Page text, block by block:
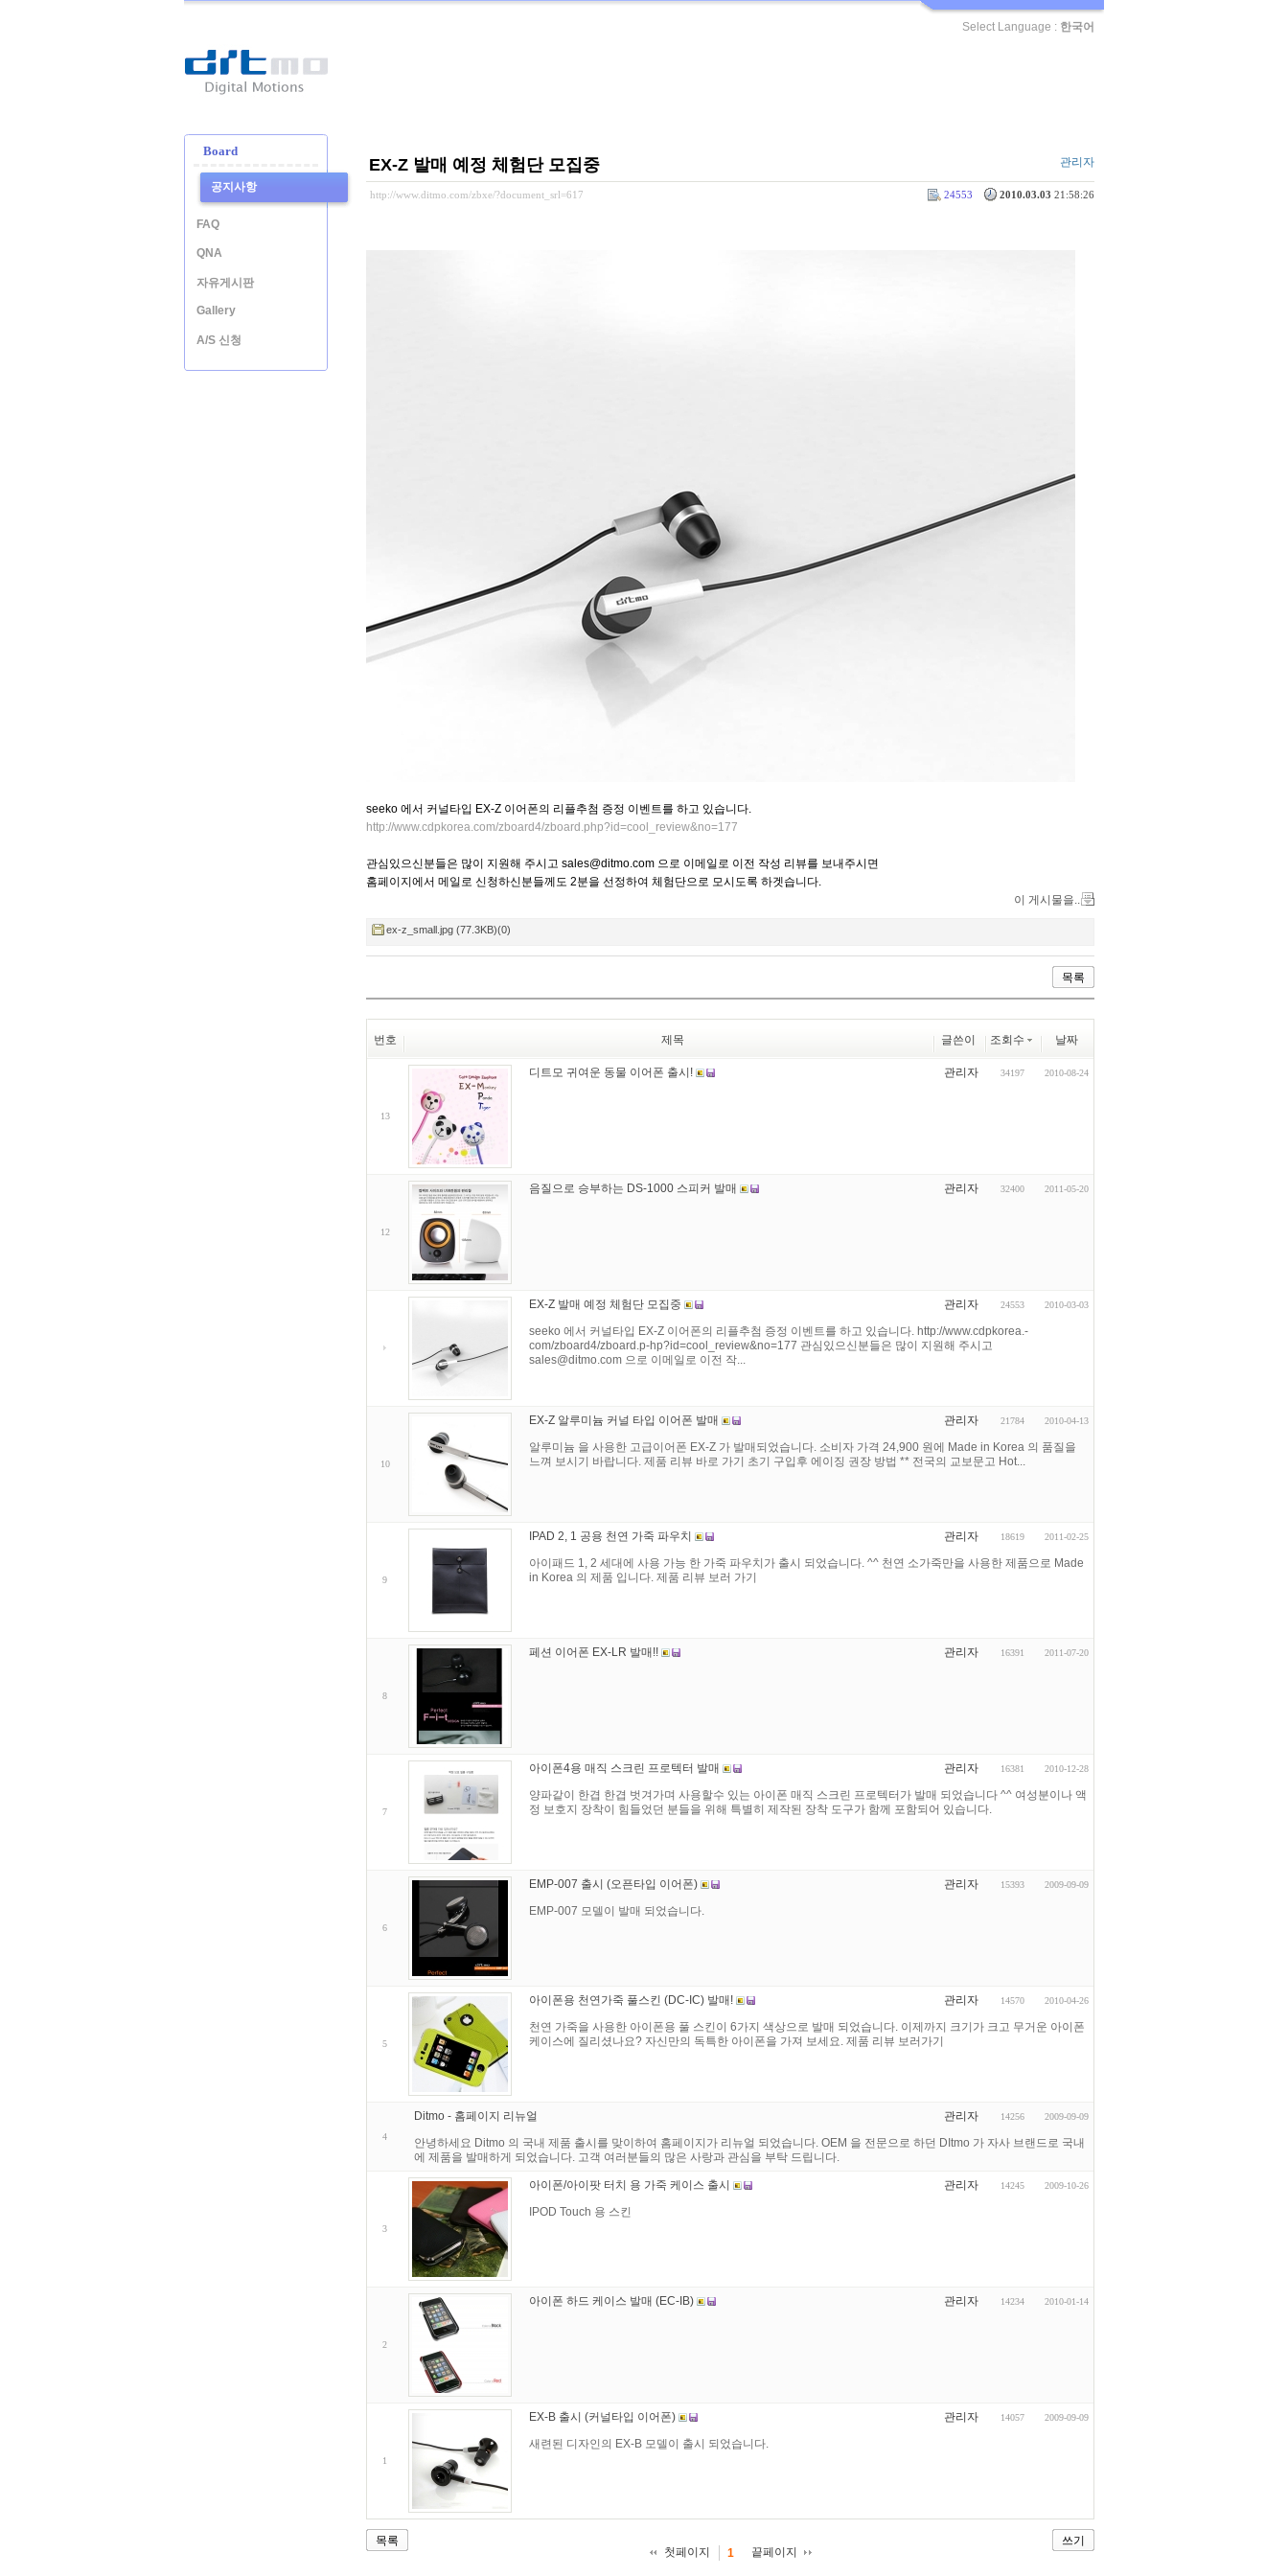
Select Language : 한국어
-
Digital
Board
공지사항
FAQ
QNA
자유게시판
Gallery
A/S 신청
EX-Z 발매 예정 체험단 모집중 관리자
http://www.ditmo.com/zbxe/?document_srl=617 2010.03.03 21:58:26
24553
seeko 에서 커널타입 EX-Z 이어폰의 리플추첨 증정 이벤트를 하고 있습니다.
http://www.cdpkorea.com/zboard4/zboard.php?id=cool_review&no=177
관심있으신분들은 많이 지원해 주시고 sales@ditmo.com 으로 이메일로 이전 작성 리뷰를 보내주시면
홈페이지에서 메일로 신청하신분들께도 2분을 선정하여 체험단으로 모시도록 하겟습니다.
이 게시물을..
ex-z_small.jpg (77.3KB)(0)
목록
번호 제목 글쓴이 조회수 날짜
13
디트모 귀여운 동물 이어폰 출시! 관리자 34197 2010-08-24
12
음질으로 승부하는 DS-1000 스피커 발매 관리자 32400 2011-05-20
EX-Z 발매 예정 체험단 모집중 관리자 24553 2010-03-03
seeko 에서 커널타입 EX-Z 이어폰의 리플추첨 증정 이벤트를 하고 있습니다. http://www.cdpkorea.-
com/zboard4/zboard.p-hp?id=cool_review&no=177 관심있으신분들은 많이 지원해 주시고
sales@ditmo.com 으로 이메일로 이전 작...
10
EX-Z 알루미늄 커널 타입 이어폰 발매 관리자 21784 2010-04-13
알루미늄 을 사용한 고급이어폰 EX-Z 가 발매되었습니다. 소비자 가격 24,900 원에 Made in Korea 의 품질을
느껴 보시기 바랍니다. 제품 리뷰 바로 가기 초기 구입후 에이징 권장 방법 ** 전국의 교보문고 Hot...
9
IPAD 2, 1 공용 천연 가죽 파우치 관리자 18619 2011-02-25
아이패드 1, 2 세대에 사용 가능 한 가죽 파우치가 출시 되었습니다. ^^ 천연 소가죽만을 사용한 제품으로 Made
in Korea 의 제품 입니다. 제품 리뷰 보러 가기
8
페션 이어폰 EX-LR 발매!! 관리자 16391 2011-07-20
7
아이폰4용 매직 스크린 프로텍터 발매 관리자 16381 2010-12-28
양파같이 한겹 한겹 벗겨가며 사용할수 있는 아이폰 매직 스크린 프로텍터가 발매 되었습니다 ^^ 여성분이나 액
정 보호지 장착이 힘들었던 분들을 위해 특별히 제작된 장착 도구가 함께 포함되어 있습니다.
6
EMP-007 출시 (오픈타입 이어폰) 관리자 15393 2009-09-09
EMP-007 모델이 발매 되었습니다.
5
아이폰용 천연가죽 풀스킨 (DC-IC) 발매! 관리자 14570 2010-04-26
천연 가죽을 사용한 아이폰용 풀 스킨이 6가지 색상으로 발매 되었습니다. 이제까지 크기가 크고 무거운 아이폰
케이스에 질리셨나요? 자신만의 독특한 아이폰을 가져 보세요. 제품 리뷰 보러가기
4
Ditmo - 홈페이지 리뉴얼 관리자 14256 2009-09-09
안녕하세요 Ditmo 의 국내 제품 출시를 맞이하여 홈페이지가 리뉴얼 되었습니다. OEM 을 전문으로 하던 DItmo 가 자사 브랜드로 국내
에 제품을 발매하게 되었습니다. 고객 여러분들의 많은 사랑과 관심을 부탁 드립니다.
3
아이폰/아이팟 터치 용 가죽 케이스 출시 관리자 14245 2009-10-26
IPOD Touch 용 스킨
2
아이폰 하드 케이스 발매 (EC-IB) 관리자 14234 2010-01-14
1
EX-B 출시 (커널타입 이어폰) 관리자 14057 2009-09-09
새련된 디자인의 EX-B 모델이 출시 되었습니다.
목록
쓰기
첫페이지
1 끝페이지